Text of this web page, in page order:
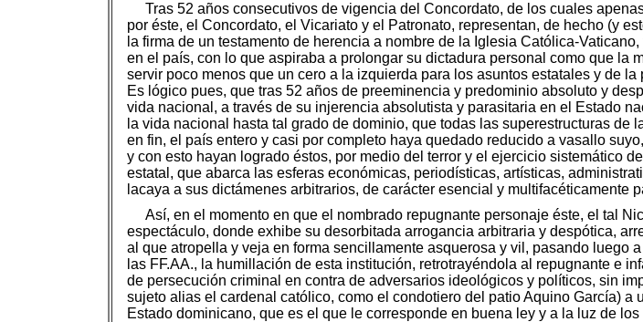
Tras 52 años consecutivos de vigencia del Concordato, de los cuales
por éste, el Concordato, el Vicariato y el Patronato, representan, de hecho (y
la firma de un testamento de herencia a nombre de la Iglesia Católica-
en el país, con lo que aspiraba a prolongar su dictadura personal como que la
servir poco menos que un cero a la izquierda para los asuntos estatales y de la
Es lógico pues, que tras 52 años de preeminencia y predominio absoluto y
vida nacional, a través de su injerencia absolutista y parasitaria en el Estado
la vida nacional hasta tal grado de dominio, que todas las superestructuras
en fin, el país entero y casi por completo haya quedado reducido a vasallo
y con esto hayan logrado éstos, por medio del terror y el ejercicio sistemático
estatal, que abarca las esferas económicas, periodísticas, artísticas,
lacaya a sus dictámenes arbitrarios, de carácter esencial y multifacéticamente
Así, en el momento en que el nombrado repugnante personaje éste, el tal
espectáculo, donde exhibe su desorbitada arrogancia arbitraria y despótica,
al que atropella y veja en forma sencillamente asquerosa y vil, pasando luego
las FF.AA., la humillación de esta institución, retrotrayéndola al repugnante e
de persecución criminal en contra de adversarios ideológicos y políticos, sin
sujeto alias el cardenal católico, como el condotiero del patio Aquino García)
Estado dominicano, que es el que le corresponde en buena ley y a la luz de